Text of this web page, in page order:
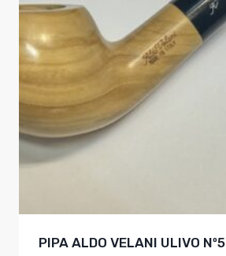
PIPA ALDO VELANI ULIVO Nº5